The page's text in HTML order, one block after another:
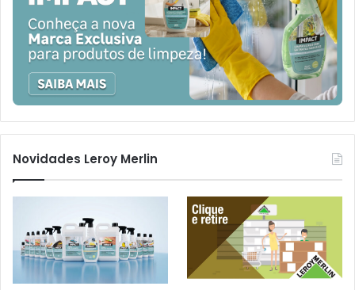
Novidades Leroy Merlin